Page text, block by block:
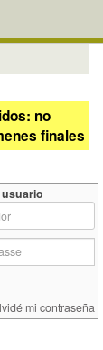
no
finales
mi contraseña